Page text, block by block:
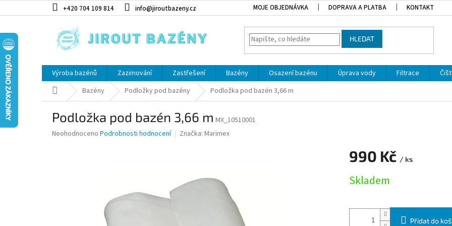
+420 704 109 814 info@jiroutbazeny.cz MOJE OBJEDNÁVKA DOPRAVA A PLATBA KONTAKT
HLEDAT
Výroba bazénů Zazimování Zastřešení Bazény Osazení bazénu Úprava vody Filtrace
Domů Bazény Podložky pod bazény Podložka pod bazén 3,66 m
Podložka pod bazén 3,66 m MX_10510001
Průměrné hodnocení produktu je 0,0 z 5 hvězdiček.
Neohodnoceno Podrobnosti hodnocení Značka: Marimex
990 Kč / ks
Skladem
Přidat do